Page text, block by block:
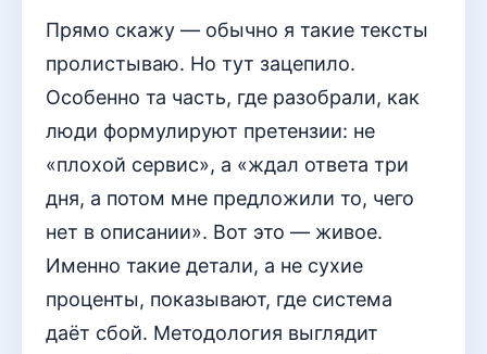
Прямо скажу — обычно я такие тексты
пролистываю. Но тут зацепило.
Особенно та часть, где разобрали, как
люди формулируют претензии: не
«плохой сервис», а «ждал ответа три
дня, а потом мне предложили то, чего
нет в описании». Вот это — живое.
Именно такие детали, а не сухие
проценты, показывают, где система
даёт сбой. Методология выглядит